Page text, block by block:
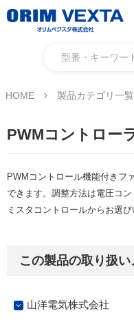
HOME 製品カテゴリ一覧
PWMコントロー
PWMコントロール機能付きフ
できます。調整方法は電圧コ
ミスタコントロールからお選び
この製品の取り扱
山洋電気株式会社